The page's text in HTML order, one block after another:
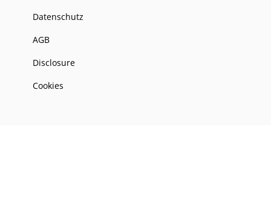
Datenschutz
AGB
Disclosure
Cookies